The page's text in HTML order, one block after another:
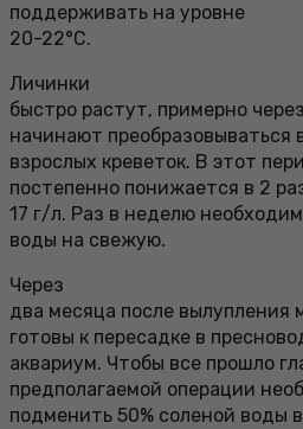
поддерживать на уровне
20-22°С.
Личинки
быстро растут, примерно
начинают преобразовываться
взрослых креветок. В этот
постепенно понижается в 2
17 г/л. Раз в неделю
воды на свежую.
Через
два месяца после вылупления
готовы к пересадке в
аквариум. Чтобы все прошло
предполагаемой операции
подменить 50% соленой воды